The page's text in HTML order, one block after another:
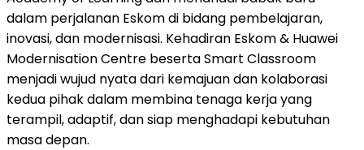
dalam perjalanan Eskom di bidang pembelajaran,
inovasi, dan modernisasi. Kehadiran Eskom & Huawei
Modernisation Centre beserta Smart Classroom
menjadi wujud nyata dari kemajuan dan kolaborasi
kedua pihak dalam membina tenaga kerja yang
terampil, adaptif, dan siap menghadapi kebutuhan
masa depan.